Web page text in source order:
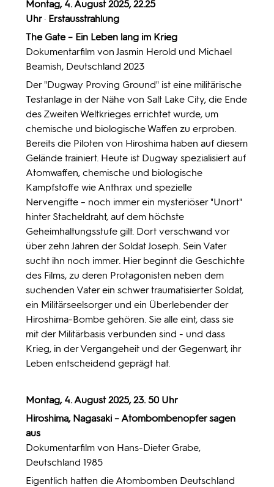
Montag, 4. August 2025, 22.25
Uhr · Erstausstrahlung
The Gate – Ein Leben lang im Krieg
Dokumentarfilm von Jasmin Herold und Michael
Beamish, Deutschland 2023
Der "Dugway Proving Ground" ist eine militärische
Testanlage in der Nähe von Salt Lake City, die Ende
des Zweiten Weltkrieges errichtet wurde, um
chemische und biologische Waffen zu erproben.
Bereits die Piloten von Hiroshima haben auf diesem
Gelände trainiert. Heute ist Dugway spezialisiert auf
Atomwaffen, chemische und biologische
Kampfstoffe wie Anthrax und spezielle
Nervengifte – noch immer ein mysteriöser "Unort"
hinter Stacheldraht, auf dem höchste
Geheimhaltungsstufe gilt. Dort verschwand vor
über zehn Jahren der Soldat Joseph. Sein Vater
sucht ihn noch immer. Hier beginnt die Geschichte
des Films, zu deren Protagonisten neben dem
suchenden Vater ein schwer traumatisierter Soldat,
ein Militärseelsorger und ein Überlebender der
Hiroshima-Bombe gehören. Sie alle eint, dass sie
mit der Militärbasis verbunden sind - und dass
Krieg, in der Vergangeheit und der Gegenwart, ihr
Leben entscheidend geprägt hat.
Montag, 4. August 2025, 23. 50 Uhr
Hiroshima, Nagasaki – Atombombenopfer sagen
aus
Dokumentarfilm von Hans-Dieter Grabe,
Deutschland 1985
Eigentlich hatten die Atombomben Deutschland